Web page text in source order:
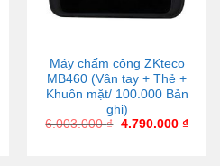
Máy chấm công ZKteco
MB460 (Vân tay + Thẻ +
Khuôn mặt/ 100.000 Bản
ghi)
6.003.000₫ 4.790.000 ₫